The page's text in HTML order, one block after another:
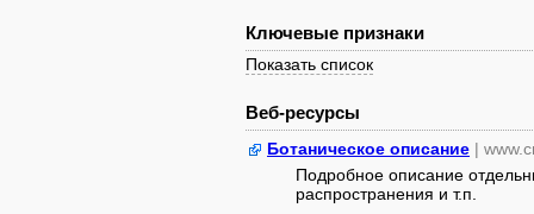
Ключевые признаки
Показать список
Веб-ресурсы
Ботаническое описание |
Подробное описание
распространения и т.п.